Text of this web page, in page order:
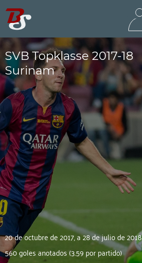
SVB Topklasse 2017-18
Surinam
20 de octubre de 2017, a 28 de julio de 2018
560 goles anotados (3.59 por partido)